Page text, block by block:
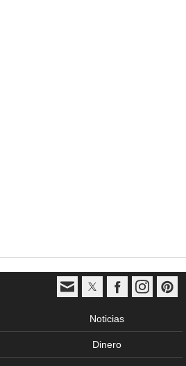
Noticias
Dinero